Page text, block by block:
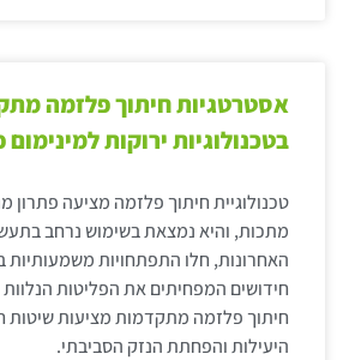
אסטרטגיות חיתוך פלזמה
בטכנולוגיות ירוקות למינימום
טכנולוגיית חיתוך פלזמה מציעה פתרון
מתכות, והיא נמצאת בשימוש נרחב
האחרונות, חלו התפתחויות
חידושים המפחיתים את הפליטות
חיתוך פלזמה מתקדמות מציעות שיטות
היעילות והפחתת הנזק הסביבתי.